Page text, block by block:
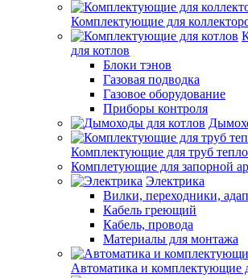
Комплектующие для
для котлов
Блоки тэнов
Газовая подводка
Газовое оборудование
Приборы контроля
Комплектующие для труб
Комплетующие для запорной
Электрика
Вилки, переходники,
Кабель греющий
Кабель, провода
Материалы для монтажа
Автоматика и комплектующие